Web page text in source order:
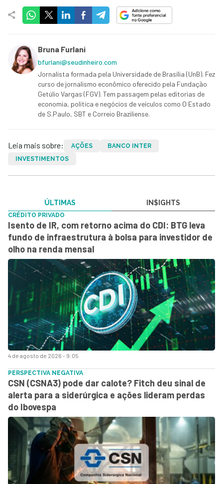
Bruna Furlani
bfurlani@seudinheiro.com
Jornalista formada pela Universidade de Brasília (UnB). Fez
curso de jornalismo econômico oferecido pela Fundação
Getúlio Vargas (FGV). Tem passagem pelas editorias de
economia, política e negócios de veículos como O Estado
de S.Paulo, SBT e Correio Braziliense.
Leia mais sobre: AÇÕES
BANCO INTER
INVESTIMENTOS
ÚLTIMAS IN$IGHTS
4 de agosto de 2026 - 9:05
CRÉDITO PRIVADO
Isento de IR, com retorno acima do CDI: BTG leva
fundo de infraestrutura à bolsa para investidor de
olho na renda mensal
PERSPECTIVA NEGATIVA
CSN (CSNA3) pode dar calote? Fitch deu sinal de
alerta para a siderúrgica e ações lideram perdas
do Ibovespa